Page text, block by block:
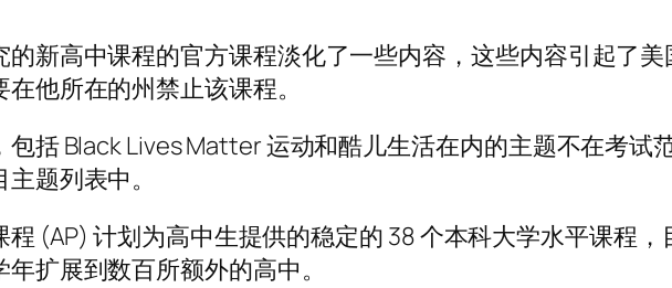
新高中课程的官方课程淡化了一些内容，这些内容引起了
他所在的州禁止该课程。
括 Black Lives Matter 运动和酷儿生活在内的主题不在考试
题列表中。
(AP) 计划为高中生提供的稳定的 38 个本科大学水平课程
扩展到数百所额外的高中。